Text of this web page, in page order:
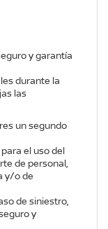
y garantía
durante la
las
un segundo
el uso del
de personal,
y/o de
de siniestro,
y